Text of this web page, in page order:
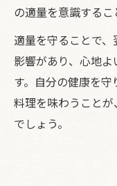
の適量を意識するこ
適量を守ることで
影響があり、心地
す。自分の健康を
料理を味わうこと
でしょう。